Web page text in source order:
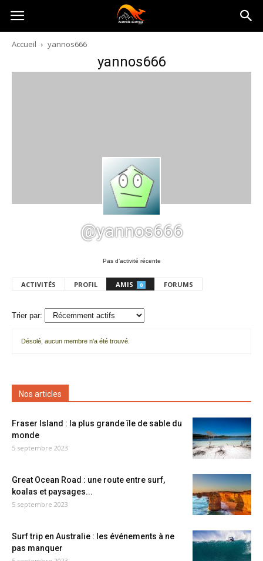
Australia-
australie.com
Accueil yannos666
yannos666
@yannos666
Pas d’activité récente
ACTIVITÉS PROFIL AMIS 0 FORUMS
Trier par:
amis
Désolé, aucun membre n'a été trouvé.
Nos articles
Fraser Island : la plus grande île de sable du
monde
5 septembre 2023
Great Ocean Road : une route entre surf,
koalas et paysages...
5 septembre 2023
Surf trip en Australie : les événements à ne
pas manquer